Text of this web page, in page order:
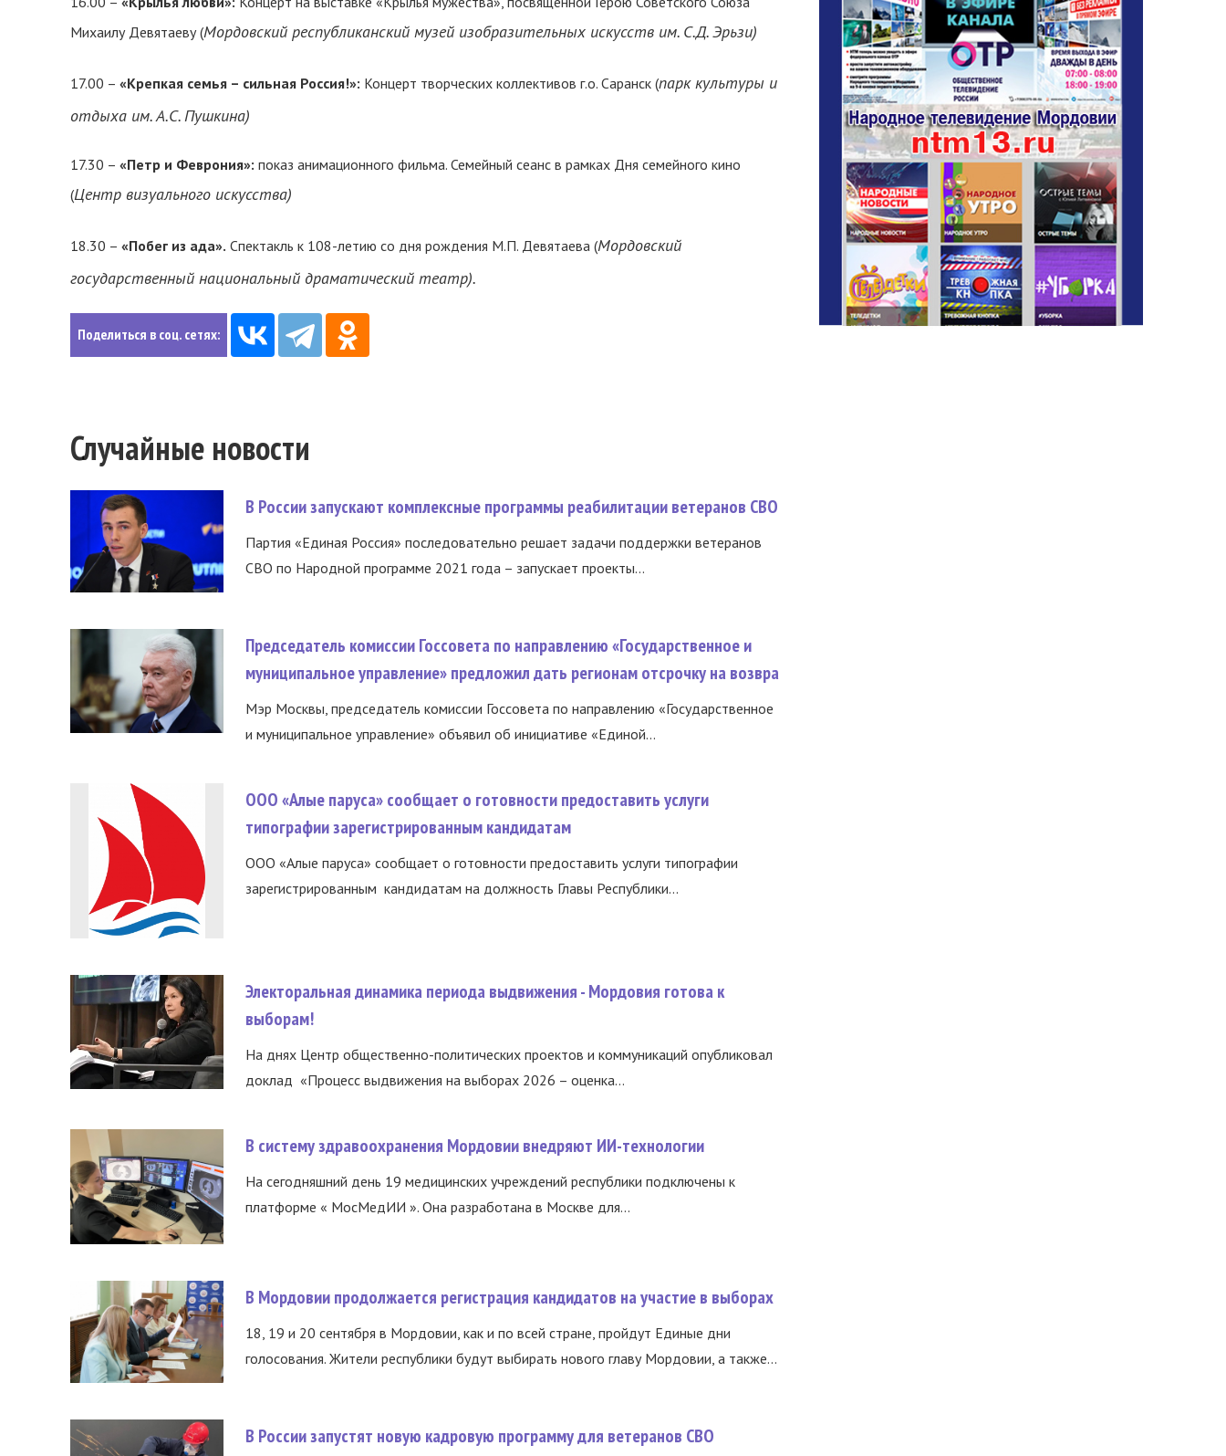
Михаилу Девятаеву (Мордовский республиканский музей изобразительных искусств им. С.Д. Эрьзи)
17.00 – «Крепкая семья – сильная Россия!»: Концерт творческих коллективов г.о. Саранск (парк культуры и
отдыха им. А.С. Пушкина)
17.30 – «Петр и Феврония»: показ анимационного фильма. Семейный сеанс в рамках Дня семейного кино
(Центр визуального искусства)
18.30 – «Побег из ада». Спектакль к 108-летию со дня рождения М.П. Девятаева (Мордовский
государственный национальный драматический театр).
Поделиться в соц. сетях:
Случайные новости
В России запускают комплексные программы реабилитации ветеранов СВО
Партия «Единая Россия» последовательно решает задачи поддержки ветеранов
СВО по Народной программе 2021 года – запускает проекты...
Председатель комиссии Госсовета по направлению «Государственное и
муниципальное управление» предложил дать регионам отсрочку на возвра
Мэр Москвы, председатель комиссии Госсовета по направлению «Государственное
и муниципальное управление» объявил об инициативе «Единой...
ООО «Алые паруса» сообщает о готовности предоставить услуги
типографии зарегистрированным кандидатам
ООО «Алые паруса» сообщает о готовности предоставить услуги типографии
зарегистрированным кандидатам на должность Главы Республики...
Электоральная динамика периода выдвижения - Мордовия готова к
выборам!
На днях Центр общественно-политических проектов и коммуникаций опубликовал
доклад «Процесс выдвижения на выборах 2026 – оценка...
В систему здравоохранения Мордовии внедряют ИИ-технологии
На сегодняшний день 19 медицинских учреждений республики подключены к
платформе « МосМедИИ ». Она разработана в Москве для...
В Мордовии продолжается регистрация кандидатов на участие в выборах
18, 19 и 20 сентября в Мордовии, как и по всей стране, пройдут Единые дни
голосования. Жители республики будут выбирать нового главу Мордовии, а также...
В России запустят новую кадровую программу для ветеранов СВО